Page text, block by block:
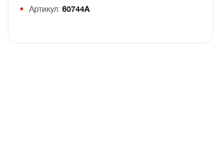
Артикул: 60744A